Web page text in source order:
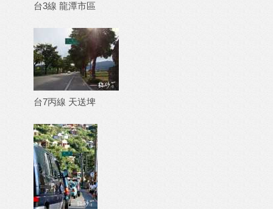
台3線 龍潭市區
台7丙線 天送埤